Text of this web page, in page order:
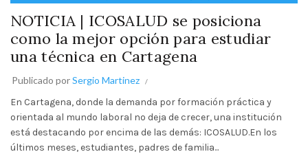
NOTICIA | ICOSALUD se posiciona
como la mejor opción para estudiar
una técnica en Cartagena
Publicado porSergio Martinez
En Cartagena, donde la demanda por formación práctica y
orientada al mundo laboral no deja de crecer, una institución
está destacando por encima de las demás: ICOSALUD.En los
últimos meses, estudiantes, padres de familia...